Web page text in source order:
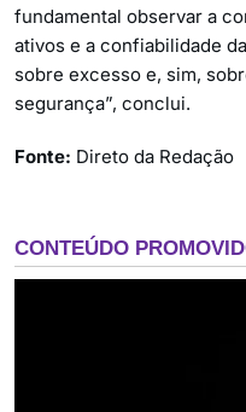
fundamental observar a
ativos e a confiabilidade
sobre excesso e, sim,
segurança”, conclui.
Fonte: Direto da Redação